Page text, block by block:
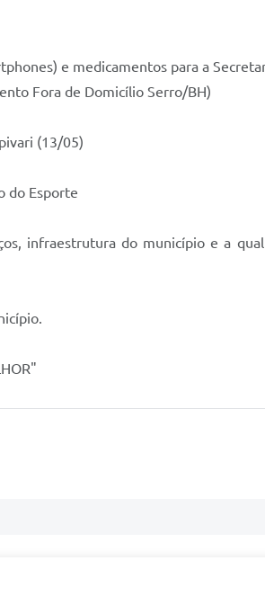
e medicamentos para a
Fora de Domicílio Serro/BH)
(13/05)
do Esporte
infraestrutura do município e a